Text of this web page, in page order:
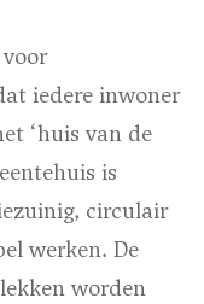
iedere inwoner
‘huis van de
is
circulair
werken. De
worden